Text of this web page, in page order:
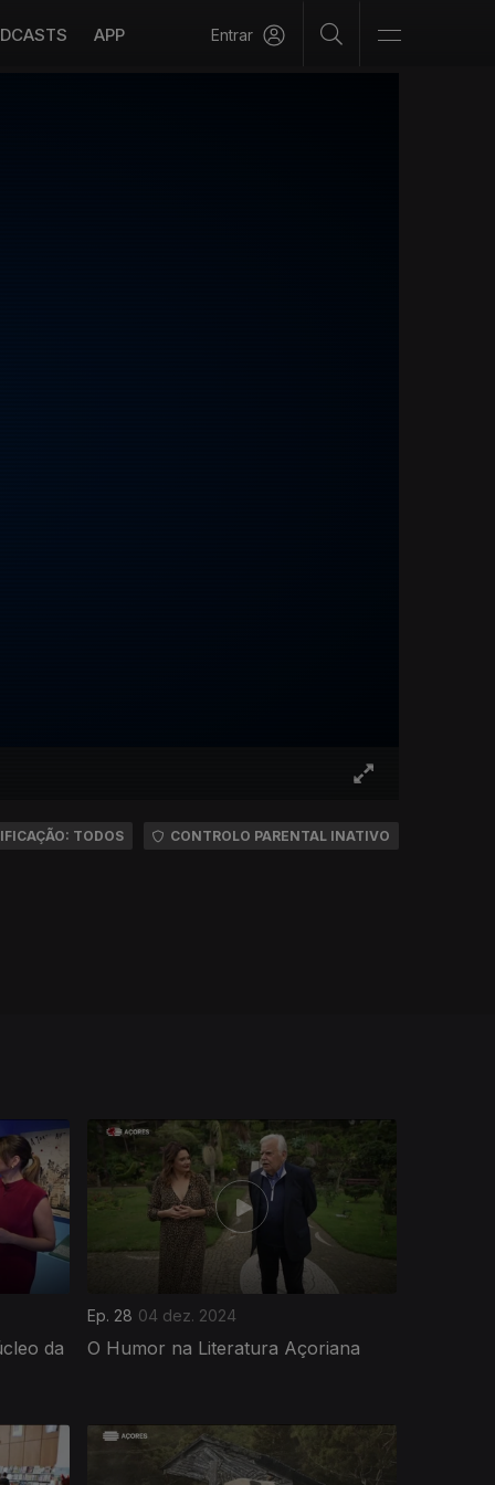
APP Entrar
TODOS CONTROLO PARENTAL INATIVO
da
Ep. 28 04 dez. 2024
O Humor na Literatura Açoriana